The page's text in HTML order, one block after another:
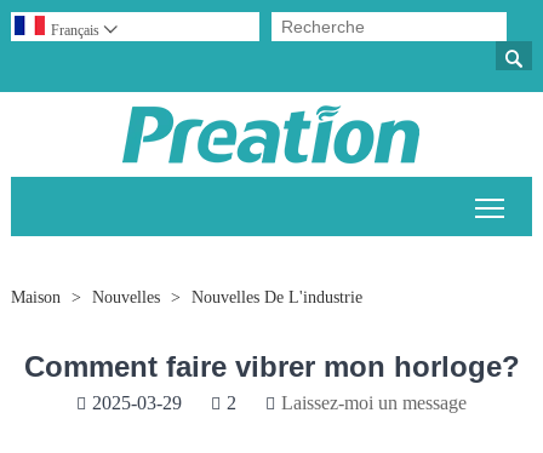

Français 
Maison > Nouvelles > Nouvelles De L'industrie
Comment faire vibrer mon horloge?
2025-03-29 2 Laissez-moi un message